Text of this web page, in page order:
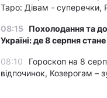
Таро: Дівам - суперечки,
08:15 Похолодання та
Україні: де 8 серпня
08:10
Гороскоп на 8
відпочинок, Козерогам –